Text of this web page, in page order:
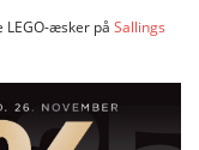
LEGO-æsker på Sallings